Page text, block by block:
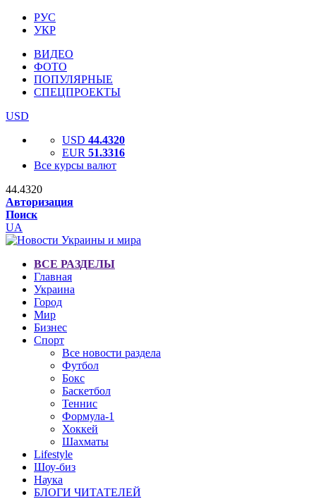
РУС
УКР
ВИДЕО
ФОТО
ПОПУЛЯРНЫЕ
СПЕЦПРОЕКТЫ
USD
USD 44.4320
EUR 51.3316
Все курсы валют
44.4320
Авторизация
Поиск
UA
ВСЕ РАЗДЕЛЫ
Главная
Украина
Город
Мир
Бизнес
Спорт
Все новости раздела
Футбол
Бокс
Баскетбол
Теннис
Формула-1
Хоккей
Шахматы
Lifestyle
Шоу-биз
Наука
БЛОГИ ЧИТАТЕЛЕЙ